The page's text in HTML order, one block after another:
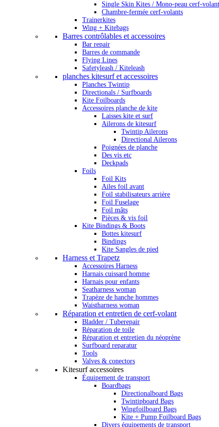
Single Skin Kites / Mono-peau cerf-
Chambre-fermée cerf-volants
Trainerkites
Wing + Kitebags
Barres contrôlables et accessoires
Bar repair
Barres de commande
Flying Lines
Safetyleash / Kiteleash
planches kitesurf et accessoires
Planches Twintip
Directionals / Surfboards
Kite Foilboards
Accessoires planche de kite
Laisses kite et surf
Ailerons de kitesurf
Twintip Ailerons
Directional Ailerons
Poignées de planche
Des vis etc
Deckpads
Foils
Foil Kits
Ailes foil avant
Foil stabilisateurs arrière
Foil Fuselage
Foil mâts
Pièces & vis foil
Kite Bindings & Boots
Bottes kitesurf
Bindings
Kite Sangles de pied
Harness et Trapetz
Accessoires Harness
Harnais cuissard homme
Harnais pour enfants
Seatharness woman
Trapèze de hanche hommes
Waistharness woman
Réparation et entretien de cerf-volant
Bladder / Tuberepair
Réparation de toile
Réparation et entretien du néoprène
Surfboard reparatur
Tools
Valves & conectors
Kitesurf accessoires
Équipement de transport
Boardbags
Directionalboard Bags
Twintipboard Bags
Wingfoilboard Bags
Kite + Pump Foilboard Bags
Divers équipements de transport